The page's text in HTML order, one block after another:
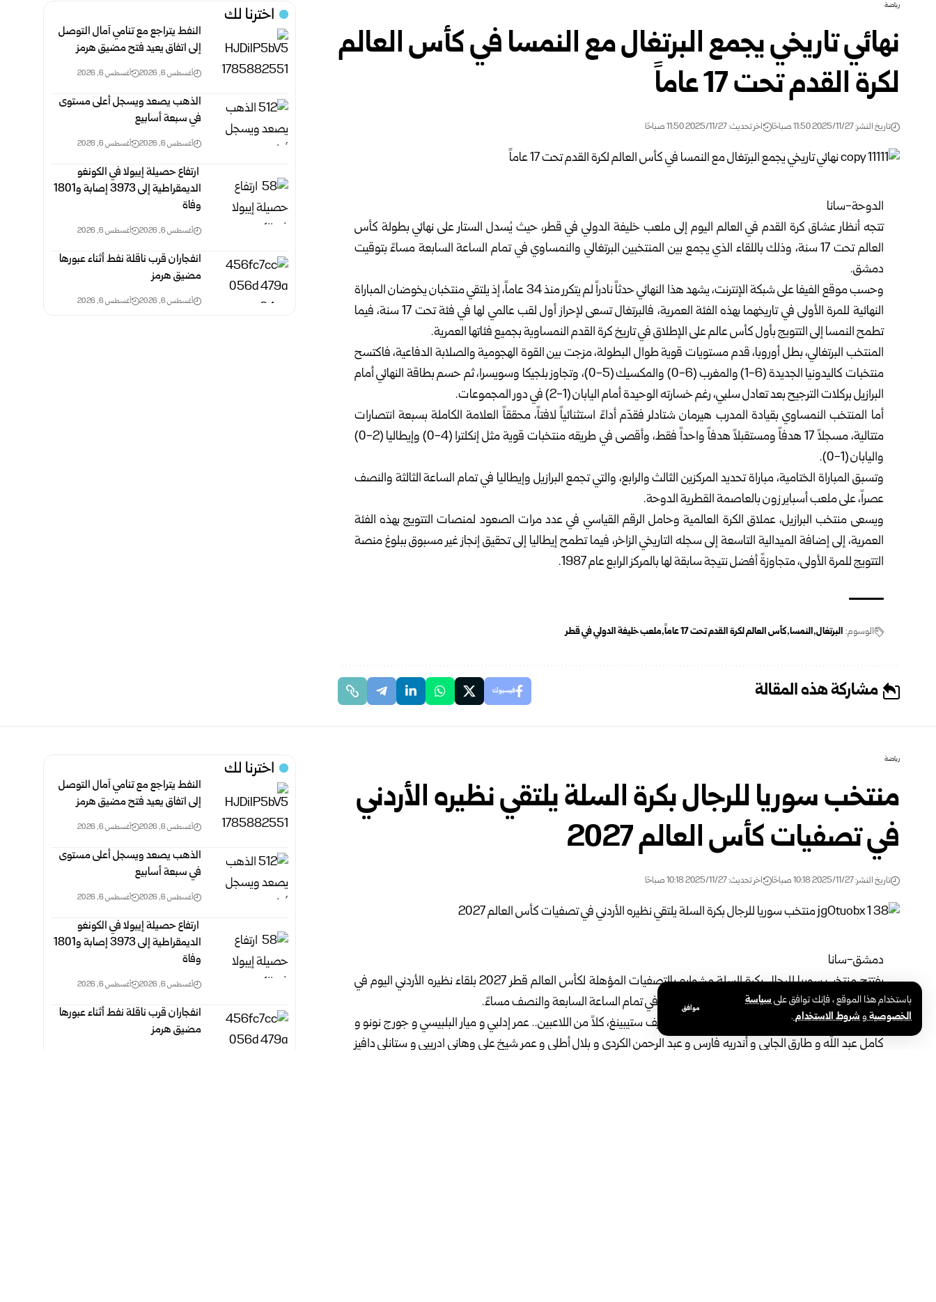
باستخدام هذا الموقع ، فإنك توافق علىسياسة
الخصوصيةوشروط الاستخدام.
موافق
رياضة
نهائي تاريخي يجمع البرتغال مع النمسا في كأس العالم
لكرة القدم تحت 17 عاماً
تاريخ النشر: 2025/11/27 11:50 صباحًا اخر تحديث: 2025/11/27 11:50 صباحًا
الدوحة-سانا
تتجه أنظار عشاق كرة القدم في العالم اليوم إلى ملعب خليفة الدولي في قطر، حيث يُسدل الستار على نهائي بطولة كأس
العالم تحت 17 سنة، وذلك باللقاء الذي يجمع بين المنتخبين البرتغالي والنمساوي في تمام الساعة السابعة مساءً بتوقيت
دمشق.
وحسب موقع الفيفا على شبكة الإنترنت، يشهد هذا النهائي حدثاً نادراً لم يتكرر منذ 34 عاماً، إذ يلتقي منتخبان يخوضان المباراة
النهائية للمرة الأولى في تاريخهما بهذه الفئة العمرية، فالبرتغال تسعى لإحراز أول لقب عالمي لها في فئة تحت 17 سنة، فيما
تطمح النمسا إلى التتويج بأول كأس عالم على الإطلاق في تاريخ كرة القدم النمساوية بجميع فئاتها العمرية.
المنتخب البرتغالي، بطل أوروبا، قدم مستويات قوية طوال البطولة، مزجت بين القوة الهجومية والصلابة الدفاعية، فاكتسح
منتخبات كاليدونيا الجديدة (6-1) والمغرب (6-0) والمكسيك (5-0)، وتجاوز بلجيكا وسويسرا، ثم حسم بطاقة النهائي أمام
البرازيل بركلات الترجيح بعد تعادل سلبي، رغم خسارته الوحيدة أمام اليابان (1-2) في دور المجموعات.
أما المنتخب النمساوي بقيادة المدرب هيرمان شتادلر فقدّم أداءً استثنائياً لافتاً، محققاً العلامة الكاملة بسبعة انتصارات
متتالية، مسجلاً 17 هدفاً ومستقبلاً هدفاً واحداً فقط، وأقصى في طريقه منتخبات قوية مثل إنكلترا (4-0) وإيطاليا (2-0)
واليابان (1-0).
وتسبق المباراة الختامية، مباراة تحديد المركزين الثالث والرابع، والتي تجمع البرازيل وإيطاليا في تمام الساعة الثالثة والنصف
عصراً، على ملعب أسباير زون بالعاصمة القطرية الدوحة.
ويسعى منتخب البرازيل، عملاق الكرة العالمية وحامل الرقم القياسي في عدد مرات الصعود لمنصات التتويج بهذه الفئة
العمرية، إلى إضافة الميدالية التاسعة إلى سجله التاريخي الزاخر، فيما تطمح إيطاليا إلى تحقيق إنجاز غير مسبوق ببلوغ منصة
التتويج للمرة الأولى، متجاوزةً أفضل نتيجة سابقة لها بالمركز الرابع عام 1987.
الوسوم: البرتغال النمسا كأس العالم لكرة القدم تحت 17 عاماً ملعب خليفة الدولي في قطر
مشاركة هذه المقالة فيسبوك
اخترنا لك
النفط يتراجع مع تنامي آمال التوصل
إلى اتفاق يعيد فتح مضيق هرمز
أغسطس 6, 2026 أغسطس 6, 2026
الذهب يصعد ويسجل أعلى مستوى
في سبعة أسابيع
أغسطس 6, 2026 أغسطس 6, 2026
‏ ارتفاع حصيلة إيبولا في الكونغو
الديمقراطية إلى 3973 إصابة و1801
وفاة
أغسطس 6, 2026 أغسطس 6, 2026
انفجاران قرب ناقلة نفط أثناء عبورها
مضيق هرمز
أغسطس 6, 2026 أغسطس 6, 2026
رياضة
منتخب سوريا للرجال بكرة السلة يلتقي نظيره الأردني
في تصفيات كأس العالم 2027
تاريخ النشر: 2025/11/27 10:18 صباحًا اخر تحديث: 2025/11/27 10:18 صباحًا
دمشق-سانا
يفتتح منتخب سوريا للرجال بكرة السلة مشواره بالتصفيات المؤهلة لكأس العالم قطر 2027 بلقاء نظيره الأردني اليوم في
العاصمة الأردنية عمان، ضمن النافذة الأولى، وذلك في تمام الساعة السابعة والنصف مساءً.
وتضم قائمة المنتخب التي أعلنها مدرب منتخبنا جوزيف ستيبينغ، كلاً من اللاعبين.. عمر إدلبي و ميار البلبيسي و جورج نونو و
كامل عبد الله و طارق الجابي و أندريه فارس و عبد الرحمن الكردي و بلال أطلي و عمر شيخ علي وهاني ادريبي و ستانلي دافيز
اخترنا لك
النفط يتراجع مع تنامي آمال التوصل
إلى اتفاق يعيد فتح مضيق هرمز
أغسطس 6, 2026 أغسطس 6, 2026
الذهب يصعد ويسجل أعلى مستوى
في سبعة أسابيع
أغسطس 6, 2026 أغسطس 6, 2026
‏ ارتفاع حصيلة إيبولا في الكونغو
الديمقراطية إلى 3973 إصابة و1801
وفاة
أغسطس 6, 2026 أغسطس 6, 2026
انفجاران قرب ناقلة نفط أثناء عبورها
مضيق هرمز